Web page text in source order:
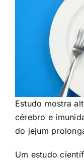
Estudo mostra
cérebro e
do jejum
Um estudo